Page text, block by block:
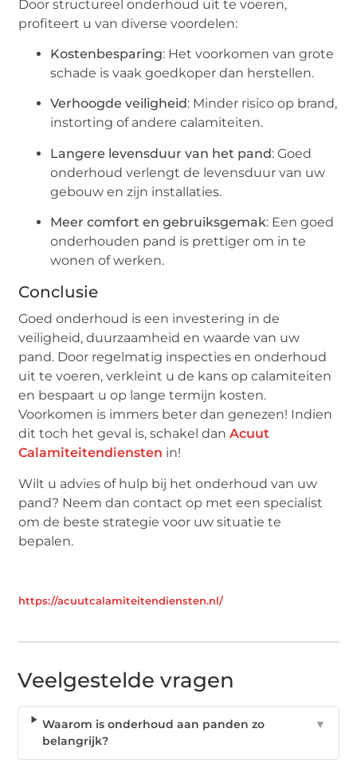
Door structureel onderhoud uit te voeren,
profiteert u van diverse voordelen:
Kostenbesparing: Het voorkomen van grote
schade is vaak goedkoper dan herstellen.
Verhoogde veiligheid : Minder risico op brand,
instorting of andere calamiteiten.
Langere levensduur van het pand: Goed
onderhoud verlengt de levensduur van uw
gebouw en zijn installaties.
Meer comfort en gebruiksgemak: Een goed
onderhouden pand is prettiger om in te
wonen of werken.
Conclusie
Goed onderhoud is een investering in de
veiligheid, duurzaamheid en waarde van uw
pand. Door regelmatig inspecties en onderhoud
uit te voeren, verkleint u de kans op calamiteiten
en bespaart u op lange termijn kosten.
Voorkomen is immers beter dan genezen! Indien
dit toch het geval is, schakel danAcuut
Calamiteitendiensten in!
Wilt u advies of hulp bij het onderhoud van uw
pand? Neem dan contact op met een specialist
om de beste strategie voor uw situatie te
bepalen.
https://acuutcalamiteitendiensten.nl/
Veelgestelde vragen
Waarom is onderhoud aan panden zo
belangrijk?
▼